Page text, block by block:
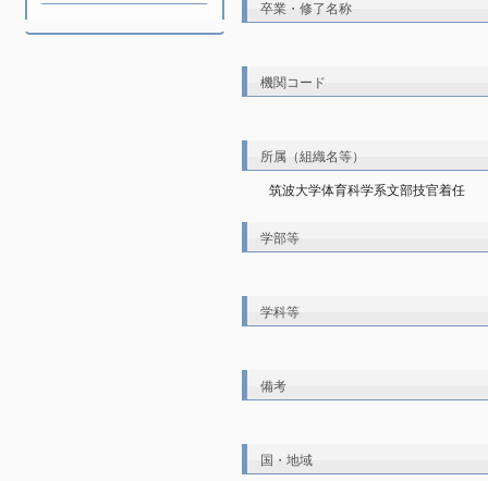
卒業・修了名称
機関コード
所属（組織名等）
筑波大学体育科学系文部技官着任
学部等
学科等
備考
国・地域